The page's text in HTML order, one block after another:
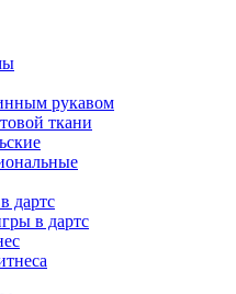
рукавом
ткани
дартс
в дартс